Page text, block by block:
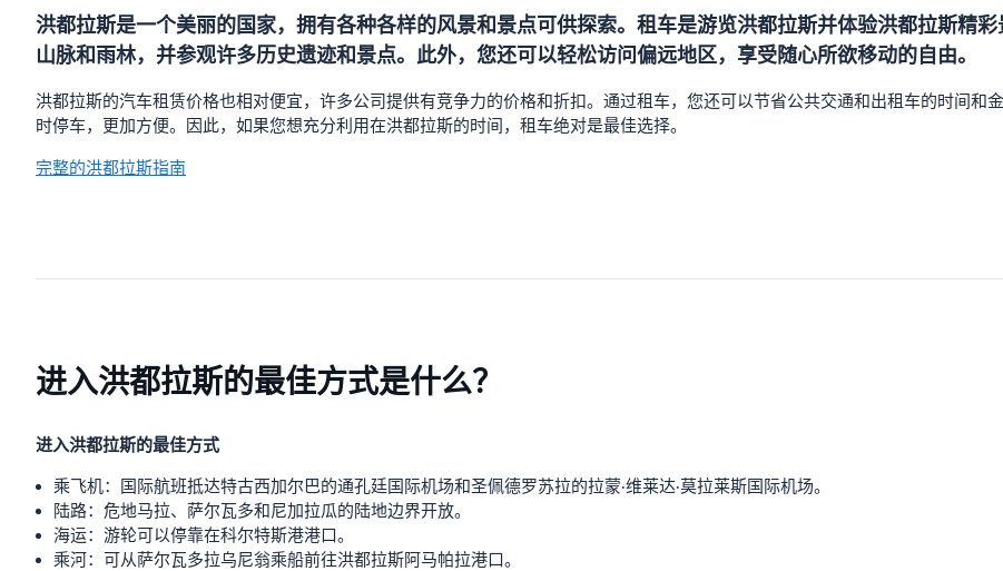
洪都拉斯是一个美丽的国家，拥有各种各样的风景和景点可供探索。租车是游览洪都拉斯并体验洪都拉斯精
山脉和雨林，并参观许多历史遗迹和景点。此外，您还可以轻松访问偏远地区，享受随心所欲移动的自由。
洪都拉斯的汽车租赁价格也相对便宜，许多公司提供有竞争力的价格和折扣。通过租车，您还可以节省公共交通和出租车的时间和
时停车，更加方便。因此，如果您想充分利用在洪都拉斯的时间，租车绝对是最佳选择。
完整的洪都拉斯指南
进入洪都拉斯的最佳方式是什么？
进入洪都拉斯的最佳方式
乘飞机：国际航班抵达特古西加尔巴的通孔廷国际机场和圣佩德罗苏拉的拉蒙·维莱达·莫拉莱斯国际机场。
陆路：危地马拉、萨尔瓦多和尼加拉瓜的陆地边界开放。
海运：游轮可以停靠在科尔特斯港港口。
乘河：可从萨尔瓦多拉乌尼翁乘船前往洪都拉斯阿马帕拉港口。